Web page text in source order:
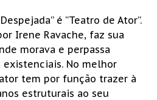
é “Teatro de Ator”.
Irene Ravache, faz sua
morava e perpassa
No melhor
tem por função trazer à
estruturais ao seu